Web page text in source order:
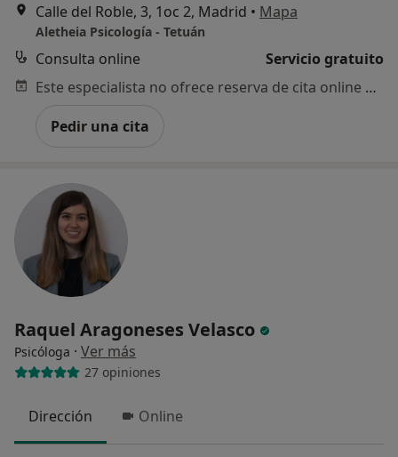
Calle del Roble, 3, 1oc 2, Madrid • Mapa
Aletheia Psicología - Tetuán
Consulta online
Servicio gratuito
Este especialista no ofrece reserva de cita online en esta dirección.
Pedir una cita
Raquel Aragoneses Velasco
Psicóloga · Ver más
27 opiniones
Dirección Online